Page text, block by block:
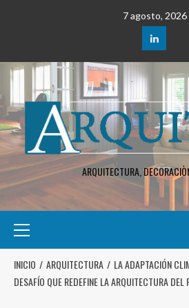
7 agosto, 2026
ARQUITECTURA,
INICIO ARQUITECTURA
LA ADAPTACIÓN
DESAFÍO QUE REDEFINE LA ARQUITECTURA DEL